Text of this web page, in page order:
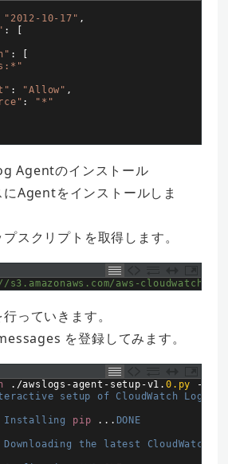
"2012-10-17" ,
:
:
: "Allow" ,
:
"*"
Agentのインストール
Agentをインストールしま
スクリプトを取得します。
s3.amazonaws.com/aws-cloudwatch/
っていきます。
を登録してみます。
. /awslogs -agent - setup -v1 . 0.py --
setup of CloudWatch Logs
Installing pip . . . DONE
Downloading the latest CloudWatch